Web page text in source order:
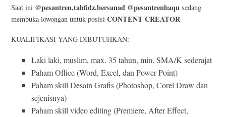
Saat ini @pesantren.tahfidz.bersanad @pesantrenhaqu sedang
membuka lowongan untuk posisi CONTENT CREATOR
KUALIFIKASI YANG DIBUTUHKAN:
Laki laki, muslim, max. 35 tahun, min. SMA/K sederajat
Paham Office (Word, Excel, dan Power Point)
Paham skill Desain Grafis (Photoshop, Corel Draw dan
sejenisnya)
Paham skill video editing (Premiere, After Effect,